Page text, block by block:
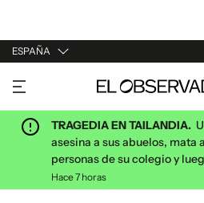
ESPAÑA
URUGUAY
ARGENTINA
ESPAÑA
ESTADOS UNIDOS
TRAGEDIA EN TAILANDIA.
asesina a sus abuelos, mata
personas de su colegio y
Hace 7 horas